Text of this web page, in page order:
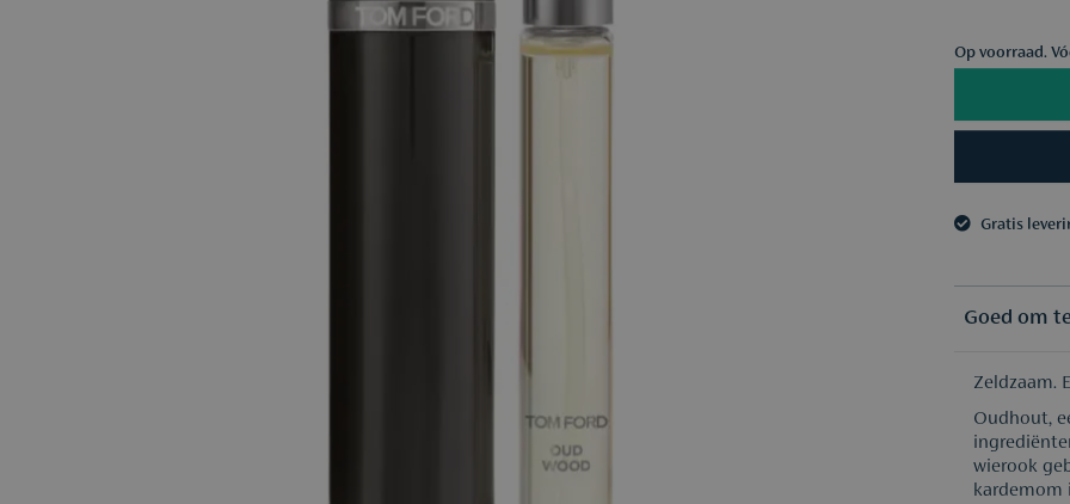
Op voorraad.
Gratis
Goed om
Zeldzaam.
Oudhout,
wierook
kardemom